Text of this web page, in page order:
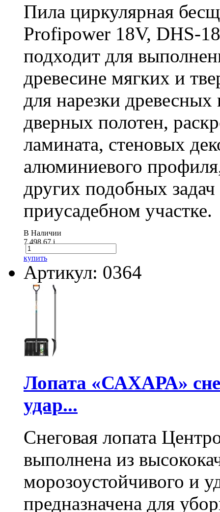
Пила циркулярная
Profipower 18V, DHS-
подходит для
древесине мягких и
для нарезки
дверных полотен,
ламината, стеновых
алюминиевого
других подобных
приусадебном участке.
В Наличии
7 498.67i
купить
Артикул: 0364
Лопата «САХАРА»
удар...
Снеговая лопата
выполнена из
морозоустойчивого и
предназначена для